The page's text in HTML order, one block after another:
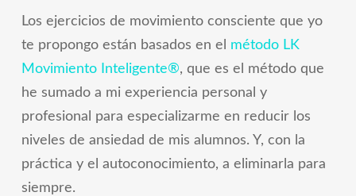
Los ejercicios de movimiento consciente que yo
te propongo están basados en el método LK
Movimiento Inteligente®, que es el método que
he sumado a mi experiencia personal y
profesional para especializarme en reducir los
niveles de ansiedad de mis alumnos. Y, con la
práctica y el autoconocimiento, a eliminarla para
siempre.